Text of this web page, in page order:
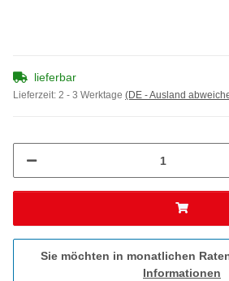
lieferbar
Lieferzeit: 2 - 3 Werktage (DE - Ausland
Sie möchten in monatlichen
Informationen